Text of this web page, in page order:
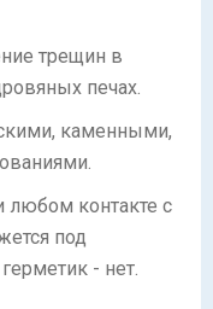
трещин в
печах.
каменными,
любом контакте с
под
- нет.